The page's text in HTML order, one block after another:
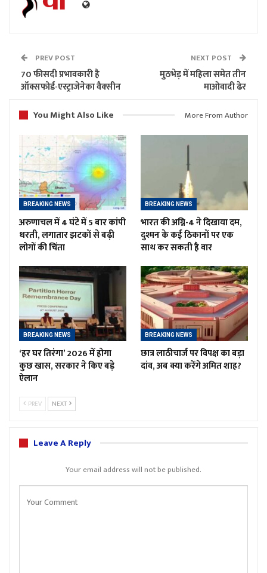
PREV POST
70 फीसदी प्रभावकारी है
ऑक्सफोर्ड-एस्‍ट्राजेनेका वैक्‍सीन
NEXT POST
मुठभेड़ में महिला समेत तीन
माओवादी ढेर
You Might Also Like
More From Author
BREAKING NEWS
अरुणाचल में 4 घंटे में 5 बार कांपी
धरती, लगातार झटकों से बढ़ी
लोगों की चिंता
BREAKING NEWS
भारत की अग्नि-4 ने दिखाया दम,
दुश्मन के कई ठिकानों पर एक
साथ कर सकती है वार
BREAKING NEWS
‘हर घर तिरंगा’ 2026 में होगा
कुछ खास, सरकार ने किए बड़े
ऐलान
BREAKING NEWS
छात्र लाठीचार्ज पर विपक्ष का बड़ा
दांव, अब क्या करेंगे अमित शाह?
PREV NEXT
Leave A Reply
Your email address will not be published.